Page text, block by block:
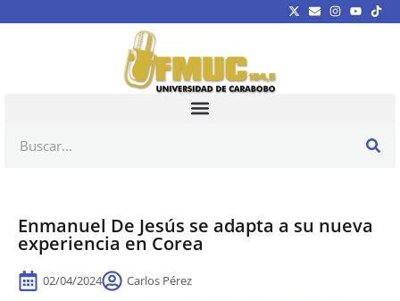
Enmanuel De Jesús se adapta a su nueva
experiencia en Corea
02/04/2024 Carlos Pérez